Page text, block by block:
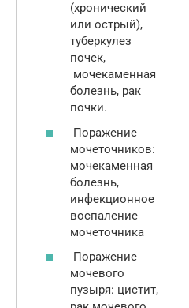
(хронический
или острый),
туберкулез
почек,
мочекаменная
болезнь, рак
почки.
Поражение
мочеточников:
мочекаменная
болезнь,
инфекционное
воспаление
мочеточника
Поражение
мочевого
пузыря: цистит,